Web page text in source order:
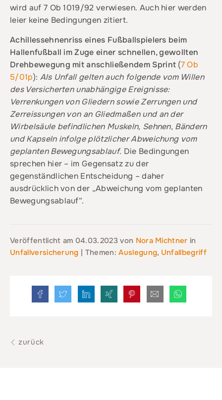
wird auf 7 Ob 1019/92 verwiesen. Auch hier werden
leier keine Bedingungen zitiert.
Achillessehnenriss eines Fußballspielers beim
Hallenfußball im Zuge einer schnellen, gewollten
Drehbewegung mit anschließendem Sprint (7 Ob
5/01p): Als Unfall gelten auch folgende vom Willen
des Versicherten unabhängige Ereignisse:
Verrenkungen von Gliedern sowie Zerrungen und
Zerreissungen von an Gliedmaßen und an der
Wirbelsäule befindlichen Muskeln, Sehnen, Bändern
und Kapseln infolge plötzlicher Abweichung vom
geplanten Bewegungsablauf. Die Bedingungen
sprechen hier – im Gegensatz zu der
gegenständlichen Entscheidung – daher
ausdrücklich von der „Abweichung vom geplanten
Bewegungsablauf“.
Veröffentlicht am 04.03.2023von Nora Michtner in
Unfallversicherung | Themen:Auslegung, Unfallbegriff
zurück